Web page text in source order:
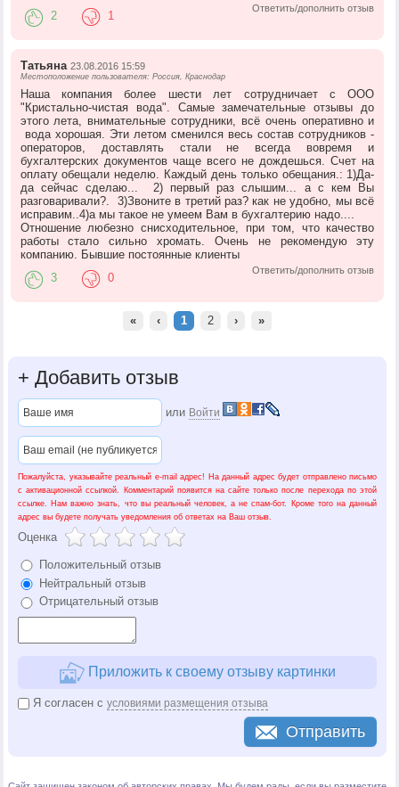
Ответить/дополнить отзыв
2 1
Татьяна 23.08.2016 15:59
Местоположение пользователя: Россия, Краснодар
Наша компания более шести лет сотрудничает с ООО
"Кристально-чистая вода". Самые замечательные отзывы до
этого лета, внимательные сотрудники, всё очень оперативно и
вода хорошая. Эти летом сменился весь состав сотрудников -
операторов, доставлять стали не всегда вовремя и
бухгалтерских документов чаще всего не дождешься. Счет на
оплату обещали неделю. Каждый день только обещания.: 1)Да-
да сейчас сделаю... 2) первый раз слышим... а с кем Вы
разговаривали?. 3)Звоните в третий раз? как не удобно, мы всё
исправим..4)а мы такое не умеем Вам в бухгалтерию надо....
Отношение любезно снисходительное, при том, что качество
работы стало сильно хромать. Очень не рекомендую эту
компанию. Бывшие постоянные клиенты
Ответить/дополнить отзыв
3 0
« ‹ 1 2 › »
+ Добавить отзыв
или Войти
Пожалуйста, указывайте реальный e-mail адрес! На данный адрес будет отправлено письмо
с активационной ссылкой. Комментарий появится на сайте только после перехода по этой
ссылке. Нам важно знать, что вы реальный человек, а не спам-бот. Кроме того на данный
адрес вы будете получать уведомления об ответах на Ваш отзыв.
Оценка
Положительный отзыв
Нейтральный отзыв
Отрицательный отзыв
Приложить к своему отзыву картинки
Я согласен с условиями размещения отзыва
Отправить